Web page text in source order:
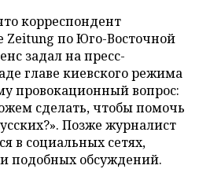
корреспондент
по Юго-Восточной
задал на пресс-
главе киевского режима
провокационный вопрос:
сделать, чтобы помочь
Позже журналист
в социальных сетях,
подобных обсуждений.